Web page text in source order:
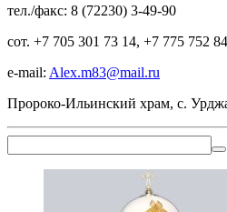
тел./факс: 8 (72230) 3-49-90
сот. +7 705 301 73 14, +7 775 752
e-mail: Alex.m83@mail.ru
Пророко-Ильинский храм, с.